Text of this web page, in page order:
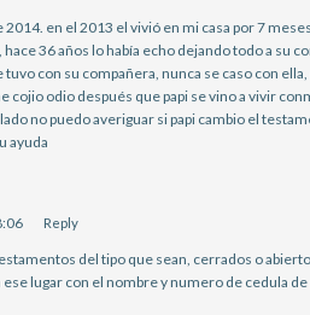
en el 2013 el vivió en mi casa por 7
36 años lo había echo dejando todo a su
con su compañera, nunca se caso con
cojio odio después que papi se vino a vivir
no puedo averiguar si papi cambio el
ayuda
Reply
del tipo que sean, cerrados o
ese lugar con el nombre y numero de cedula